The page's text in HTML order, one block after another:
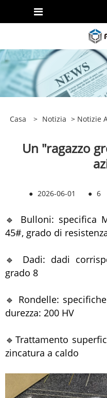
Casa > Notizia > Notizie
Un "ragazzo
● 2026-06-01 ● 6
🔹 Bulloni: specifica
45#, grado di
🔹 Dadi: dadi
grado 8
🔹 Rondelle:
durezza: 200 HV
🔹Trattamento
zincatura a caldo